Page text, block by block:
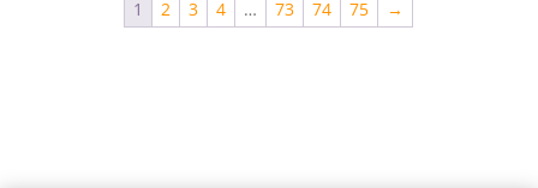
1 2 3 4 … 73 74 75 →